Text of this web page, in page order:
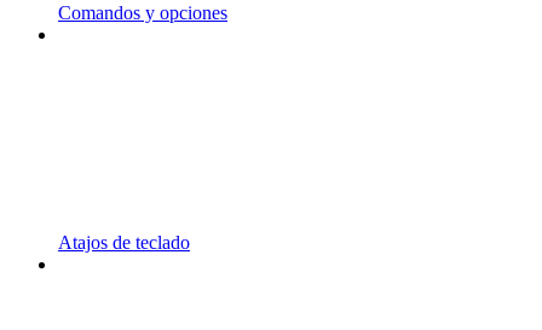
Comandos y opciones
Atajos de teclado